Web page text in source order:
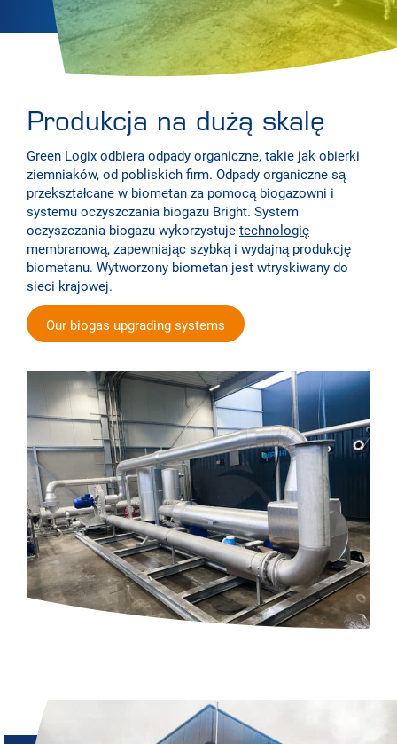
Produkcja na dużą skalę
Green Logix odbiera odpady organiczne, takie jak obierki
ziemniaków, od pobliskich firm. Odpady organiczne są
przekształcane w biometan za pomocą biogazowni i
systemu oczyszczania biogazu Bright. System
oczyszczania biogazu wykorzystuje technologię
membranową, zapewniając szybką i wydajną produkcję
biometanu. Wytworzony biometan jest wtryskiwany do
sieci krajowej.
Our biogas upgrading systems